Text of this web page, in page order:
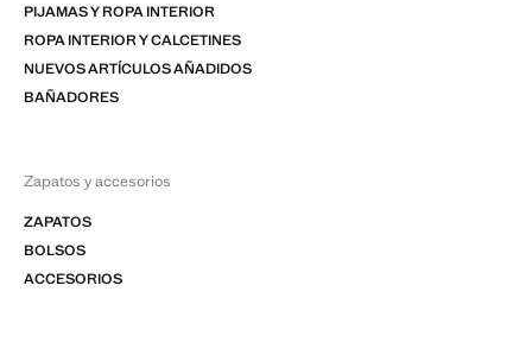
PIJAMAS Y ROPA INTERIOR
ROPA INTERIOR Y CALCETINES
NUEVOS ARTÍCULOS AÑADIDOS
BAÑADORES
Zapatos y accesorios
ZAPATOS
BOLSOS
ACCESORIOS